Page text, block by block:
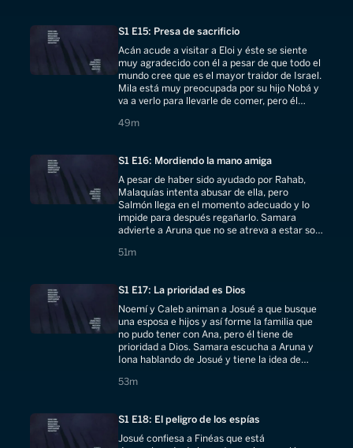
S1 E15: Presa de sacrificio
Acán acude a visitar a Eloi y éste se siente
muy agradecido con él a pesar de que todo el
mundo cree que es el mayor traidor de Israel.
Mila está muy preocupada por su hijo Nobá y
va a verlo para llevarle de comer, pero él
49m
49 minutes
S1 E16: Mordiendo la mano amiga
A pesar de haber sido ayudado por Rahab,
Malaquías intenta abusar de ella, pero
Salmón llega en el momento adecuado y lo
impide para después regañarlo. Samara
advierte a Aruna que no se atreva a estar sola
él.
51m
51 minutes
S1 E17: La prioridad es Dios
Noemí y Caleb animan a Josué a que busque
una esposa e hijos y así forme la familia que
no pudo tener con Ana, pero él tiene de
prioridad a Dios. Samara escucha a Aruna y
Iona hablando de Josué y tiene la idea de
53m
53 minutes
S1 E18: El peligro de los espías
Josué confiesa a Finéas que está